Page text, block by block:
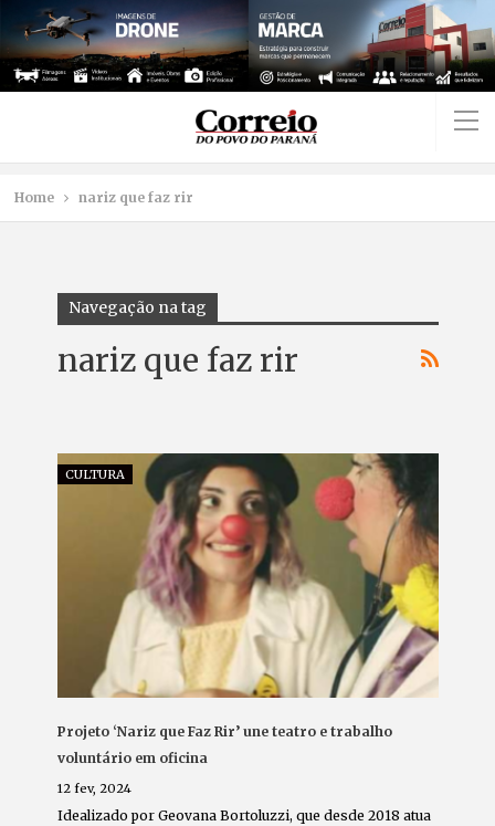
Home nariz que faz rir
Navegação na tag
nariz que faz rir
CULTURA
Projeto ‘Nariz que Faz Rir’ une teatro e trabalho
voluntário em oficina
12 fev, 2024
Idealizado por Geovana Bortoluzzi, que desde 2018 atua